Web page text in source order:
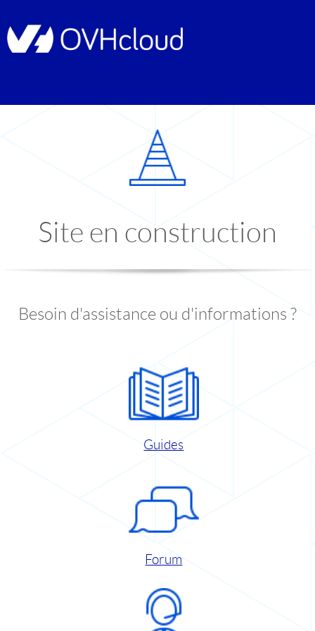
Site en construction
Besoin d'assistance ou d'informations ?
Guides
Forum